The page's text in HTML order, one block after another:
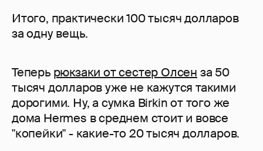
Итого, практически 100 тысяч долларов
за одну вещь.
Теперь рюкзаки от сестер Олсен за 50
тысяч долларов уже не кажутся такими
дорогими. Ну, а сумка Birkin от того же
дома Hermes в среднем стоит и вовсе
"копейки" - какие-то 20 тысяч долларов.